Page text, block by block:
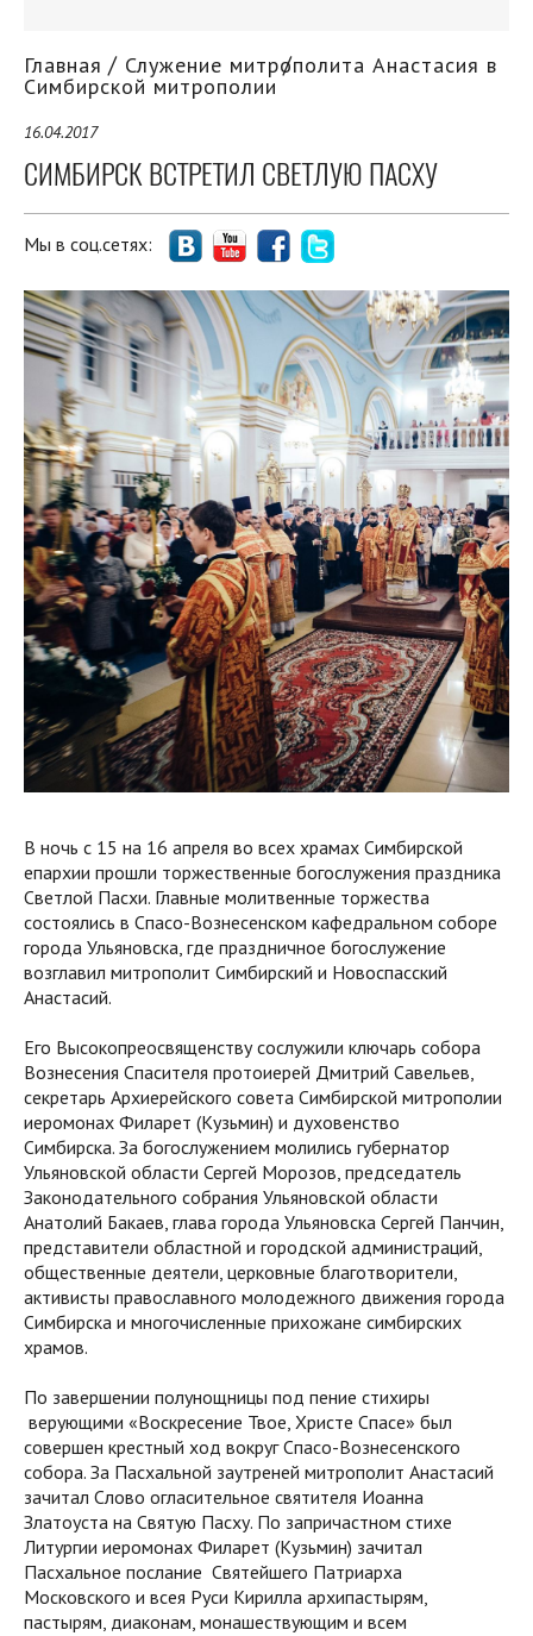
Главная Служение митрополита Анастасия в
Симбирской митрополии
16.04.2017
СИМБИРСК ВСТРЕТИЛ СВЕТЛУЮ ПАСХУ
Мы в соц.сетях:
В ночь с 15 на 16 апреля во всех храмах Симбирской
епархии прошли торжественные богослужения праздника
Светлой Пасхи. Главные молитвенные торжества
состоялись в Спасо-Вознесенском кафедральном соборе
города Ульяновска, где праздничное богослужение
возглавил митрополит Симбирский и Новоспасский
Анастасий.
Его Высокопреосвященству сослужили ключарь собора
Вознесения Спасителя протоиерей Дмитрий Савельев,
секретарь Архиерейского совета Симбирской митрополии
иеромонах Филарет (Кузьмин) и духовенство
Симбирска. За богослужением молились губернатор
Ульяновской области Сергей Морозов, председатель
Законодательного собрания Ульяновской области
Анатолий Бакаев, глава города Ульяновска Сергей Панчин,
представители областной и городской администраций,
общественные деятели, церковные благотворители,
активисты православного молодежного движения города
Симбирска и многочисленные прихожане симбирских
храмов.
По завершении полунощницы под пение стихиры
верующими «Воскресение Твое, Христе Спасе» был
совершен крестный ход вокруг Спасо-Вознесенского
собора. За Пасхальной заутреней митрополит Анастасий
зачитал Слово огласительное святителя Иоанна
Златоуста на Святую Пасху. По запричастном стихе
Литургии иеромонах Филарет (Кузьмин) зачитал
Пасхальное послание Святейшего Патриарха
Московского и всея Руси Кирилла архипастырям,
пастырям, диаконам, монашествующим и всем